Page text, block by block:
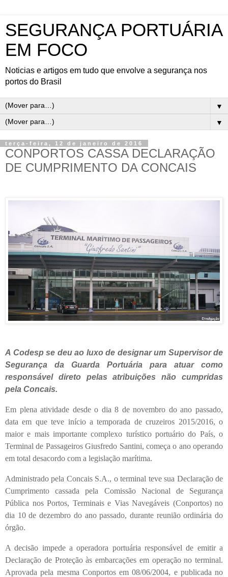
SEGURANÇA PORTUÁRIA
EM FOCO
Noticias e artigos em tudo que envolve a segurança nos
portos do Brasil
▼
▼
terça-feira, 12 de janeiro de 2016
CONPORTOS CASSA DECLARAÇÃO
DE CUMPRIMENTO DA CONCAIS
A Codesp se deu ao luxo de designar um Supervisor de
Segurança da Guarda Portuária para atuar como
responsável direto pelas atribuições não cumpridas
pela Concais.
Em plena atividade desde o dia 8 de novembro do ano passado,
data em que teve início a temporada de cruzeiros 2015/2016, o
maior e mais importante complexo turístico portuário do País, o
Terminal de Passageiros Giusfredo Santini, começa o ano operando
em total desacordo com a legislação marítima.
Administrado pela Concais S.A., o terminal teve sua Declaração de
Cumprimento cassada pela Comissão Nacional de Segurança
Pública nos Portos, Terminais e Vias Navegáveis (Conportos) no
dia 10 de dezembro do ano passado, durante reunião ordinária do
órgão.
A decisão impede a operadora portuária responsável de emitir a
Declaração de Proteção às embarcações em operação no terminal.
Aprovada pela mesma Conportos em 08/06/2004, e publicada no